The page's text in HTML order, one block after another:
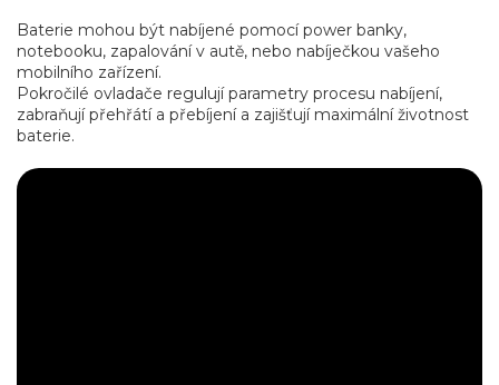
Baterie mohou být nabíjené pomocí power banky,
notebooku, zapalování v autě, nebo nabíječkou vašeho
mobilního zařízení.
Pokročilé ovladače regulují parametry procesu nabíjení,
zabraňují přehřátí a přebíjení a zajišťují maximální životnost
baterie.